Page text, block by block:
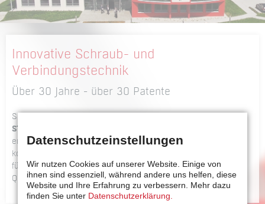
Innovative Schraub- und
Verbindungstechnik
Über 30 Jahre - über 30 Patente
Seit der Gründung des Unternehmens im Jahr 1987 wurden
STÖGER AUTOMATION
erteilt. Unsere Entwickler und Konstrukteure arbeiten
kontinuierlich an der Entwicklung von Schraubautomaten, die
für unsere Kunden einen echten Vorsprung in Technologie,
Qualität und Wirtschaftlichkeit bedeuten.
Datenschutzeinstellungen
Wir nutzen Cookies auf unserer Website. Einige von
ihnen sind essenziell, während andere uns helfen, diese
Website und Ihre Erfahrung zu verbessern. Mehr dazu
finden Sie unter Datenschutzerklärung.